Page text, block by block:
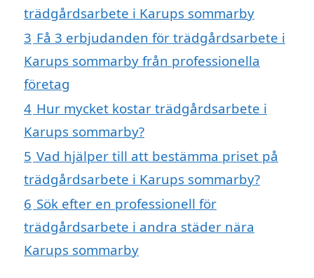
trädgårdsarbete i Karups sommarby
3 Få 3 erbjudanden för trädgårdsarbete i
Karups sommarby från professionella
företag
4 Hur mycket kostar trädgårdsarbete i
Karups sommarby?
5 Vad hjälper till att bestämma priset på
trädgårdsarbete i Karups sommarby?
6 Sök efter en professionell för
trädgårdsarbete i andra städer nära
Karups sommarby